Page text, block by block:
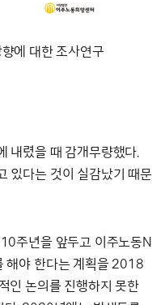
에 대한 조사연구
내렸을 때 감개무량했다.
있다는 것이 실감났기 때문
주년을 앞두고 이주노동N
해야 한다는 계획을 2018
인 논의를 진행하지 못한